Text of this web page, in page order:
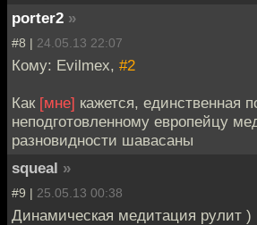
porter2 »
#8 | 24.05.13 22:07
Кому: Evilmex, #2
Как [мне] кажется, единственная
неподготовленному европейцу
разновидности шавасаны
squeal »
#9 | 25.05.13 00:38
Динамическая медитация рулит )